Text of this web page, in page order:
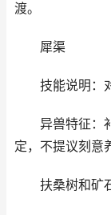
渡。
犀渠
技能说明：对
异兽特征：补
定，不提议刻意
扶桑树和矿